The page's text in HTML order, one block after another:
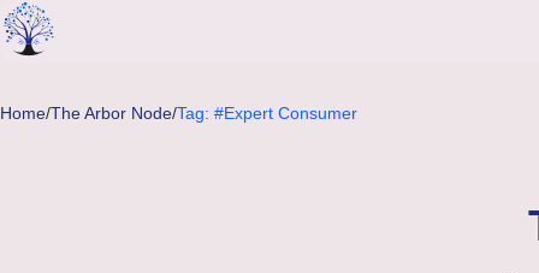
Skip to main content
Home/The Arbor Node/Tag: #Expert Consumer